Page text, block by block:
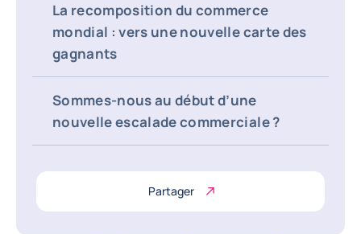
La recomposition du commerce
mondial : vers une nouvelle carte des
gagnants
Sommes-nous au début d’une
nouvelle escalade commerciale ?
Partager